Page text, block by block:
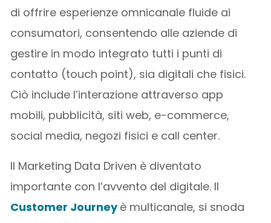
di offrire esperienze omnicanale fluide ai
consumatori, consentendo alle aziende di
gestire in modo integrato tutti i punti di
contatto (touch point), sia digitali che fisici.
Ciò include l’interazione attraverso app
mobili, pubblicità, siti web, e-commerce,
social media, negozi fisici e call center.
Il Marketing Data Driven è diventato
importante con l’avvento del digitale. Il
Customer Journeyè multicanale, si snoda